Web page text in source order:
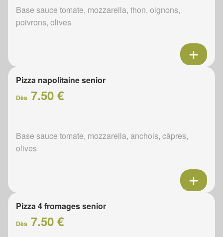
Base sauce tomate, mozzarella, thon, oignons,
poivrons, olives
Pizza napolitaine senior
Dès 7.50 €
Base sauce tomate, mozzarella, anchois, câpres,
olives
Pizza 4 fromages senior
Dès 7.50 €